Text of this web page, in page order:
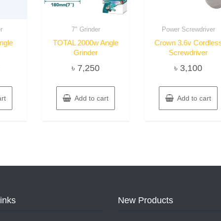
7" Grinder
TOTAL 2000w Angle
Grinder
৳ 7,250
Add to cart
Power Screwdriver
Crown 3.6v
Screwdriver
৳ 3,100
Add to cart
New Products